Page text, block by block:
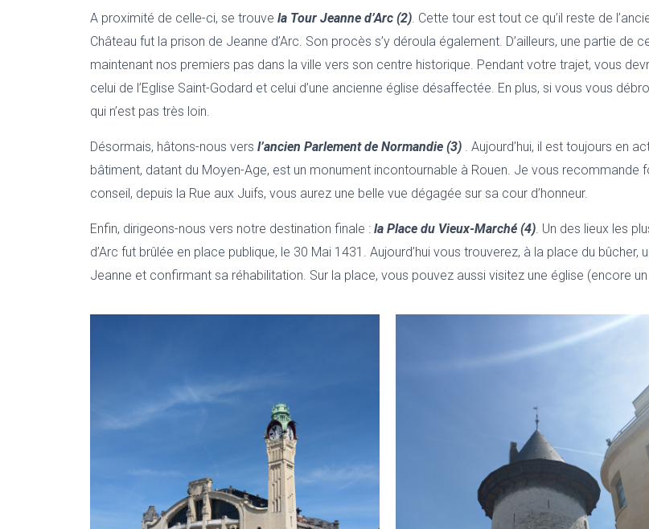
A proximité de celle-ci, se trouve la Tour Jeanne d’Arc (2). Cette tour est tout ce qu’il reste de
Château fut la prison de Jeanne d’Arc. Son procès s’y déroula également. D’ailleurs, une partie
maintenant nos premiers pas dans la ville vers son centre historique. Pendant votre trajet, vous
celui de l’Eglise Saint-Godard et celui d’une ancienne église désaffectée. En plus, si vous vous
qui n’est pas très loin.
Désormais, hâtons-nous vers l’ancien Parlement de Normandie (3) . Aujourd’hui, il est toujours en
bâtiment, datant du Moyen-Age, est un monument incontournable à Rouen. Je vous recommande
conseil, depuis la Rue aux Juifs, vous aurez une belle vue dégagée sur sa cour d’honneur.
Enfin, dirigeons-nous vers notre destination finale : la Place du Vieux-Marché (4). Un des lieux les
d’Arc fut brûlée en place publique, le 30 Mai 1431. Aujourd’hui vous trouverez, à la place du
Jeanne et confirmant sa réhabilitation. Sur la place, vous pouvez aussi visitez une église (encore